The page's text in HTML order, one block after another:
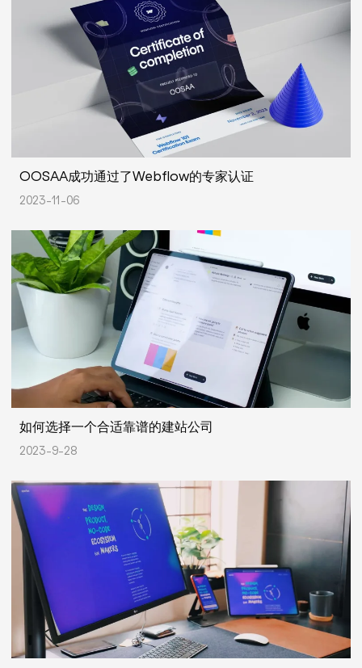
OOSAA成功通过了Webflow的专家认证
2023-11-06
如何选择一个合适靠谱的建站公司
2023-9-28